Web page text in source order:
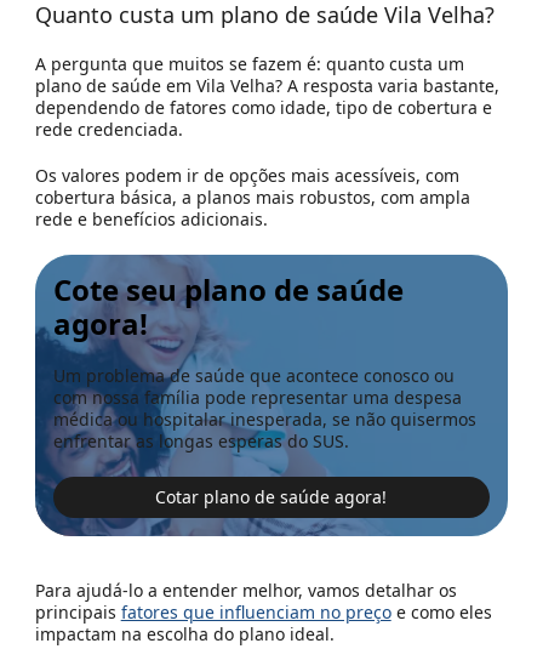
Quanto custa um plano de saúde Vila Velha?
A pergunta que muitos se fazem é: quanto custa um
plano de saúde em Vila Velha? A resposta varia bastante,
dependendo de fatores como idade, tipo de cobertura e
rede credenciada.
Os valores podem ir de opções mais acessíveis, com
cobertura básica, a planos mais robustos, com ampla
rede e benefícios adicionais.
Cote seu plano de saúde
agora!
Um problema de saúde que acontece conosco ou
com nossa família pode representar uma despesa
médica ou hospitalar inesperada, se não quisermos
enfrentar as longas esperas do SUS.
Cotar plano de saúde agora!
Para ajudá-lo a entender melhor, vamos detalhar os
principais fatores que influenciam no preçoe como eles
impactam na escolha do plano ideal.